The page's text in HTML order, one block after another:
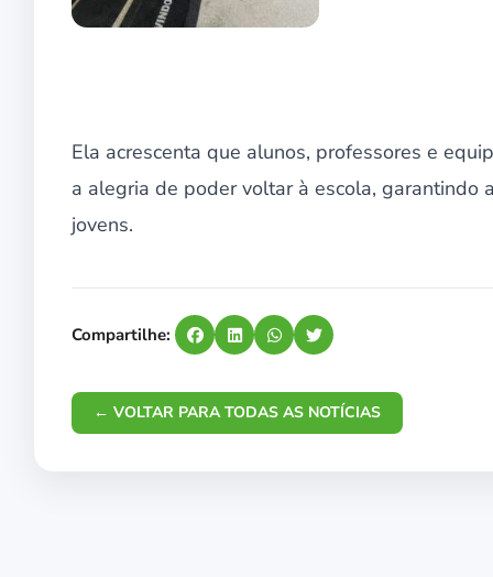
Ela acrescenta que alunos, professores e
a alegria de poder voltar à escola, garantindo
jovens.
Compartilhe:
← VOLTAR PARA TODAS AS NOTÍCIAS